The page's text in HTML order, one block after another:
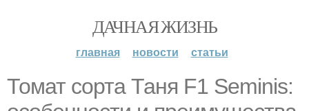
ДАЧНАЯ ЖИЗНЬ
главная новости статьи
Томат сорта Таня F1 Seminis: